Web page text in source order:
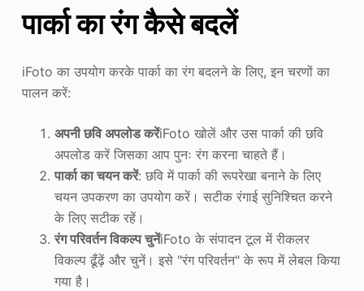
पार्का का रंग कैसे बदलें
iFoto का उपयोग करके पार्का का रंग बदलने के लिए, इन चरणों का
पालन करें:
अपनी छवि अपलोड करेंiFoto खोलें और उस पार्का की छवि
अपलोड करें जिसका आप पुनः रंग करना चाहते हैं।
पार्का का चयन करें: छवि में पार्का की रूपरेखा बनाने के लिए
चयन उपकरण का उपयोग करें। सटीक रंगाई सुनिश्चित करने
के लिए सटीक रहें।
रंग परिवर्तन विकल्प चुनेंiFoto के संपादन टूल में रीकलर
विकल्प ढूँढ़ें और चुनें। इसे "रंग परिवर्तन" के रूप में लेबल किया
गया है।